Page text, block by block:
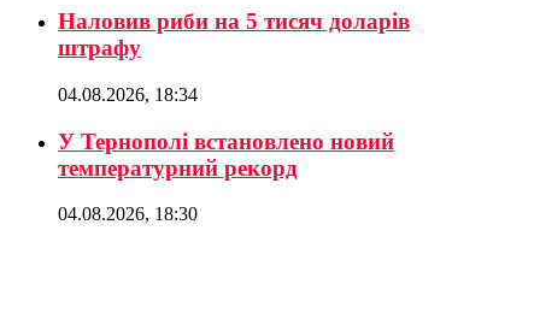
Наловив риби на 5 тисяч доларів
штрафу
04.08.2026, 18:34
У Тернополі встановлено новий
температурний рекорд
04.08.2026, 18:30